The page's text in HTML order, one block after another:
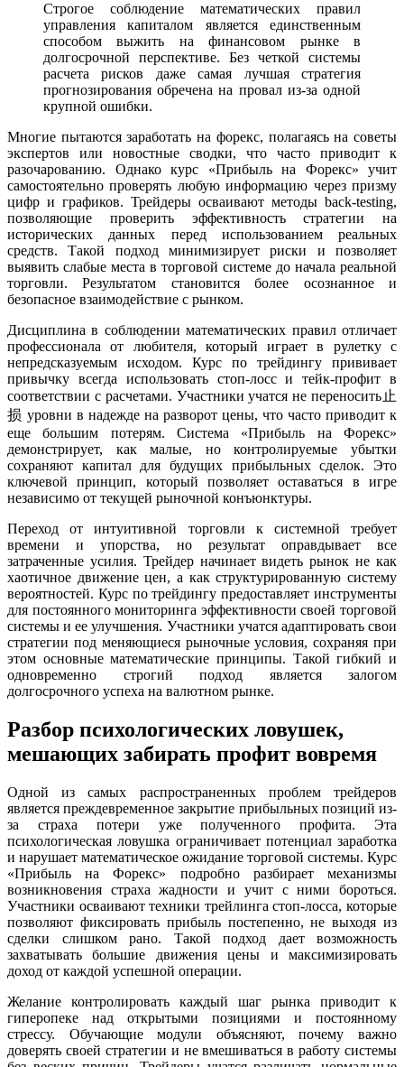
Строгое соблюдение математических правил
управления капиталом является единственным
способом выжить на финансовом рынке в
долгосрочной перспективе. Без четкой системы
расчета рисков даже самая лучшая стратегия
прогнозирования обречена на провал из-за одной
крупной ошибки.
Многие пытаются заработать на форекс, полагаясь на советы
экспертов или новостные сводки, что часто приводит к
разочарованию. Однако курс «Прибыль на Форекс» учит
самостоятельно проверять любую информацию через призму
цифр и графиков. Трейдеры осваивают методы back-testing,
позволяющие проверить эффективность стратегии на
исторических данных перед использованием реальных
средств. Такой подход минимизирует риски и позволяет
выявить слабые места в торговой системе до начала реальной
торговли. Результатом становится более осознанное и
безопасное взаимодействие с рынком.
Дисциплина в соблюдении математических правил отличает
профессионала от любителя, который играет в рулетку с
непредсказуемым исходом. Курс по трейдингу прививает
привычку всегда использовать стоп-лосс и тейк-профит в
соответствии с расчетами. Участники учатся не переносить止
损 уровни в надежде на разворот цены, что часто приводит к
еще большим потерям. Система «Прибыль на Форекс»
демонстрирует, как малые, но контролируемые убытки
сохраняют капитал для будущих прибыльных сделок. Это
ключевой принцип, который позволяет оставаться в игре
независимо от текущей рыночной конъюнктуры.
Переход от интуитивной торговли к системной требует
времени и упорства, но результат оправдывает все
затраченные усилия. Трейдер начинает видеть рынок не как
хаотичное движение цен, а как структурированную систему
вероятностей. Курс по трейдингу предоставляет инструменты
для постоянного мониторинга эффективности своей торговой
системы и ее улучшения. Участники учатся адаптировать свои
стратегии под меняющиеся рыночные условия, сохраняя при
этом основные математические принципы. Такой гибкий и
одновременно строгий подход является залогом
долгосрочного успеха на валютном рынке.
Разбор психологических ловушек,
мешающих забирать профит вовремя
Одной из самых распространенных проблем трейдеров
является преждевременное закрытие прибыльных позиций из-
за страха потери уже полученного профита. Эта
психологическая ловушка ограничивает потенциал заработка
и нарушает математическое ожидание торговой системы. Курс
«Прибыль на Форекс» подробно разбирает механизмы
возникновения страха жадности и учит с ними бороться.
Участники осваивают техники трейлинга стоп-лосса, которые
позволяют фиксировать прибыль постепенно, не выходя из
сделки слишком рано. Такой подход дает возможность
захватывать большие движения цены и максимизировать
доход от каждой успешной операции.
Желание контролировать каждый шаг рынка приводит к
гиперопеке над открытыми позициями и постоянному
стрессу. Обучающие модули объясняют, почему важно
доверять своей стратегии и не вмешиваться в работу системы